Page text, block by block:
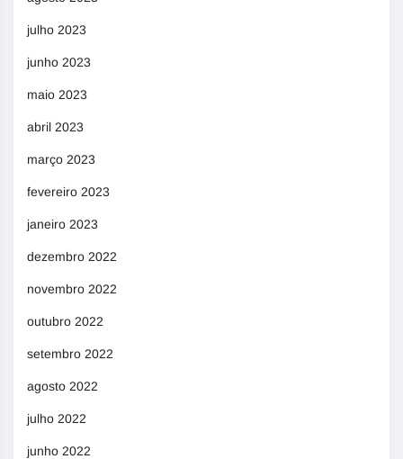
julho 2023
junho 2023
maio 2023
abril 2023
março 2023
fevereiro 2023
janeiro 2023
dezembro 2022
novembro 2022
outubro 2022
setembro 2022
agosto 2022
julho 2022
junho 2022